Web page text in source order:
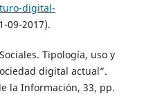
digital-
09-2017).
Tipología, uso y
digital actual”.
la Información, 33, pp.